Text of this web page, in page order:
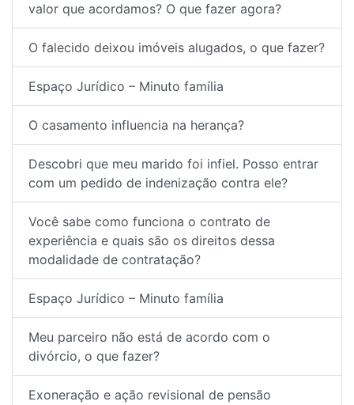
valor que acordamos? O que fazer agora?
O falecido deixou imóveis alugados, o que fazer?
Espaço Jurídico – Minuto família
O casamento influencia na herança?
Descobri que meu marido foi infiel. Posso entrar
com um pedido de indenização contra ele?
Você sabe como funciona o contrato de
experiência e quais são os direitos dessa
modalidade de contratação?
Espaço Jurídico – Minuto família
Meu parceiro não está de acordo com o
divórcio, o que fazer?
Exoneração e ação revisional de pensão